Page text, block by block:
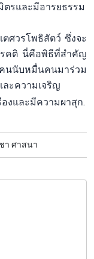
ตรและมีอารยธรรม
ศวรโพธิสัตว์ ซึ่งจะ
รคติ นี่คือพิธีที่สำคัญ
นับหมื่นคนมาร่วม
ะความเจริญ
งและมีความผาสุก.
า ศาสนา